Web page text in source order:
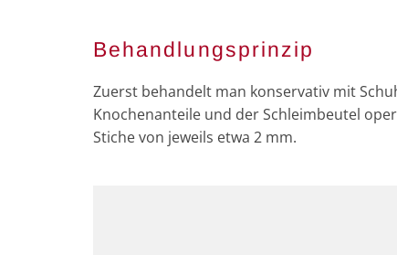
Behandlungsprinzip
Zuerst behandelt man konservativ mit
Knochenanteile und der Schleimbeutel
Stiche von jeweils etwa 2 mm.